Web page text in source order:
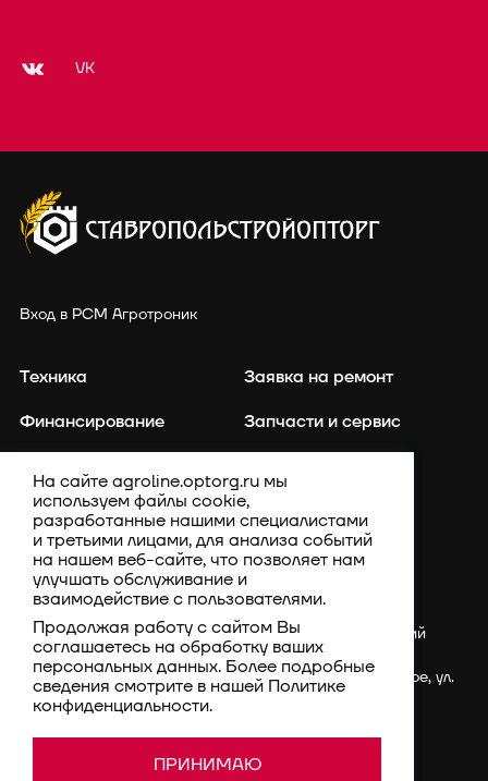
VK
Вход в РСМ Агротроник
Техника
Финансирование
Каталог запасных частей
Компания
Заявка на ремонт
Запчасти и сервис
Акции
rsm@optorg.ru
Россия, Ставропольский
край, Шпаковский
район, с. Верхнерусское, ул.
Батайская, 3Г
Политика конфиденциальности
© 1994–2026 АО КПК
Ставропольстройопторг.
На сайте agroline.optorg.ru мы
используем файлы cookie,
разработанные нашими специалистами
и третьими лицами, для анализа событий
на нашем веб-сайте, что позволяет нам
улучшать обслуживание и
взаимодействие с пользователями.
Продолжая работу с сайтом Вы
соглашаетесь на обработку ваших
персональных данных. Более подробные
сведения смотрите в нашей Политике
конфиденциальности.
ПРИНИМАЮ